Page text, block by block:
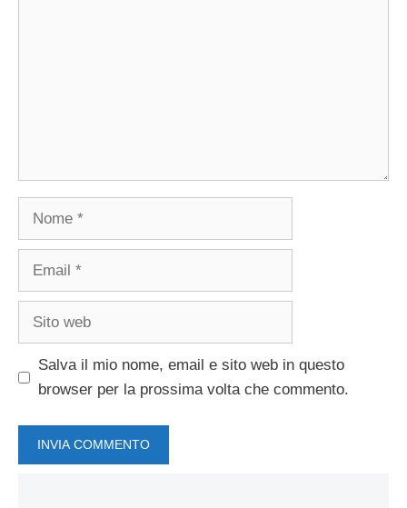
Nome
Email
Sito
Salva il mio nome, email e sito web in questo
browser per la prossima volta che commento.